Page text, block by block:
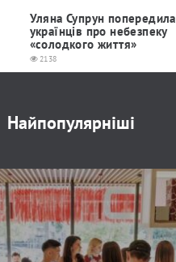
Уляна Супрун попередила
українців про небезпеку
«солодкого життя»
2138
Найпопулярніші